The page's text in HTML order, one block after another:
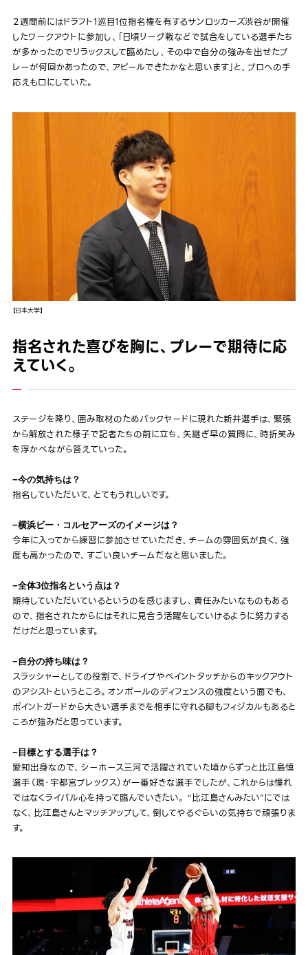
２週間前にはドラフト1巡目1位指名権を有するサンロッカーズ渋谷が開催
したワークアウトに参加し、「日頃リーグ戦などで試合をしている選手たち
が多かったのでリラックスして臨めたし、その中で自分の強みを出せたプ
レーが何回かあったので、アピールできたかなと思います」と、プロへの手
応えも口にしていた。
【日本大学】
指名された喜びを胸に、プレーで期待に応
えていく。
ステージを降り、囲み取材のためバックヤードに現れた新井選手は、緊張
から解放された様子で記者たちの前に立ち、矢継ぎ早の質問に、時折笑み
を浮かべながら答えていった。
−今の気持ちは？
指名していただいて、とてもうれしいです。
−横浜ビー・コルセアーズのイメージは？
今年に入ってから練習に参加させていただき、チームの雰囲気が良く、強
度も高かったので、すごい良いチームだなと思いました。
−全体3位指名という点は？
期待していただいているというのを感じますし、責任みたいなものもある
ので、指名されたからにはそれに見合う活躍をしていけるように努力する
だけだと思っています。
−自分の持ち味は？
スラッシャーとしての役割で、ドライブやペイントタッチからのキックアウト
のアシストというところ。オンボールのディフェンスの強度という面でも、
ポイントガードから大きい選手までを相手に守れる脚もフィジカルもあると
ころが強みだと思っています。
−目標とする選手は？
愛知出身なので、シーホース三河で活躍されていた頃からずっと比江島慎
選手（現・宇都宮ブレックス）が一番好きな選手でしたが、これからは憧れ
ではなくライバル心を持って臨んでいきたい。 “比江島さんみたい”にでは
なく、比江島さんとマッチアップして、倒してやるぐらいの気持ちで頑張りま
す。